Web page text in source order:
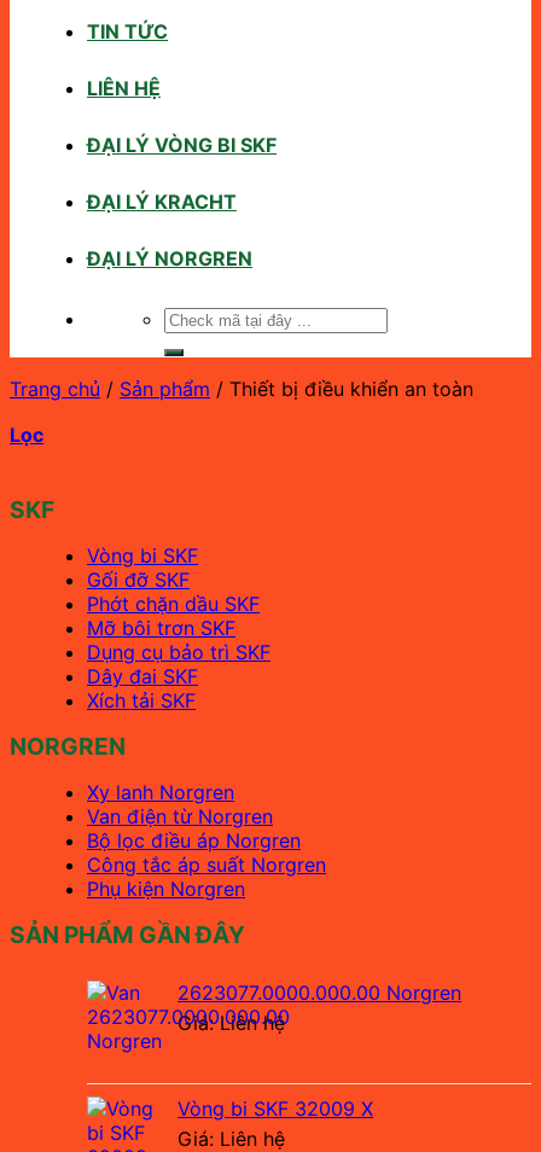
TIN TỨC
LIÊN HỆ
ĐẠI LÝ VÒNG BI SKF
ĐẠI LÝ KRACHT
ĐẠI LÝ NORGREN
Tìm
Trang chủ / Sản phẩm / Thiết bị điều khiển an toàn
Lọc
SKF
Vòng bi SKF
Gối đỡ SKF
Phớt chặn dầu SKF
Mỡ bôi trơn SKF
Dụng cụ bảo trì SKF
Dây đai SKF
Xích tải SKF
NORGREN
Xy lanh Norgren
Van điện từ Norgren
Bộ lọc điều áp Norgren
Công tắc áp suất Norgren
Phụ kiện Norgren
SẢN PHẨM GẦN ĐÂY
2623077.0000.000.00 Norgren
Giá: Liên hệ
Vòng bi SKF 32009 X
Giá: Liên hệ